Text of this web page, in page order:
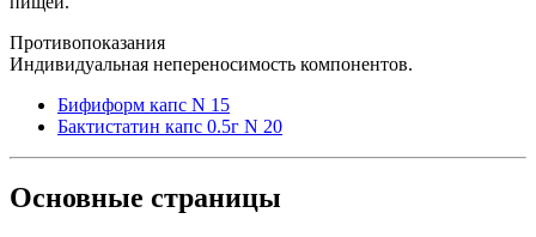
Противопоказания
Индивидуальная непереносимость компонентов.
Бифиформ капс N 15
Бактистатин капс 0.5г N 20
Основные страницы